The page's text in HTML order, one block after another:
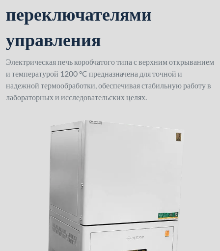
переключателями
управления
Электрическая печь коробчатого типа с верхним открыванием
и температурой 1200 °C предназначена для точной и
надежной термообработки, обеспечивая стабильную работу в
лабораторных и исследовательских целях.